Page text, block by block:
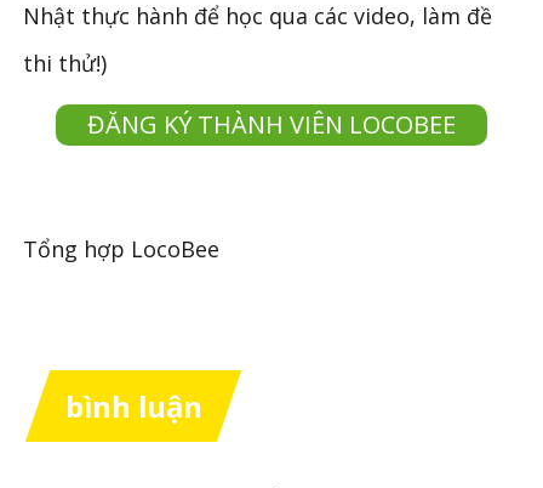
Nhật thực hành để học qua các video, làm đề
thi thử!)
ĐĂNG KÝ THÀNH VIÊN LOCOBEE
Tổng hợp LocoBee
bình luận